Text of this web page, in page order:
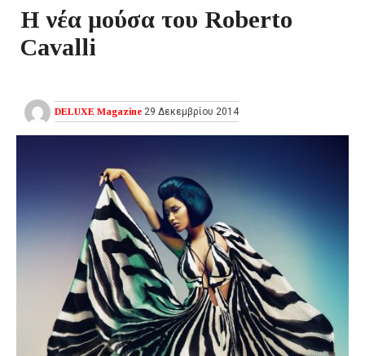
Η νέα μούσα του Roberto
Cavalli
DELUXE Magazine 29 Δεκεμβρίου 2014